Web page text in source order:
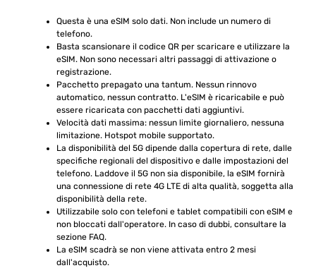
Questa è una eSIM solo dati. Non include un numero di
telefono.
Basta scansionare il codice QR per scaricare e utilizzare la
eSIM. Non sono necessari altri passaggi di attivazione o
registrazione.
Pacchetto prepagato una tantum. Nessun rinnovo
automatico, nessun contratto. L'eSIM è ricaricabile e può
essere ricaricata con pacchetti dati aggiuntivi.
Velocità dati massima: nessun limite giornaliero, nessuna
limitazione. Hotspot mobile supportato.
La disponibilità del 5G dipende dalla copertura di rete, dalle
specifiche regionali del dispositivo e dalle impostazioni del
telefono. Laddove il 5G non sia disponibile, la eSIM fornirà
una connessione di rete 4G LTE di alta qualità, soggetta alla
disponibilità della rete.
Utilizzabile solo con telefoni e tablet compatibili con eSIM e
non bloccati dall'operatore. In caso di dubbi, consultare la
sezione FAQ.
La eSIM scadrà se non viene attivata entro 2 mesi
dall'acquisto.